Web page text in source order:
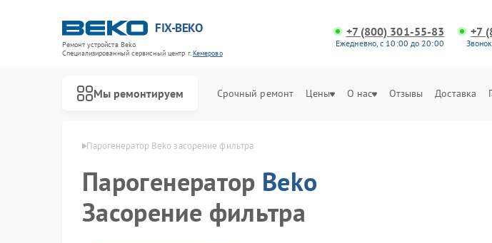
FIX-BEKO
Ремонт устройств Beko
Специализированный cервисный центр г.Кемерово
+7 (800) 301-55-83
Ежедневно, с 10:00 до 20:00
+7
Мы ремонтируем Срочный ремонт Цены О нас Отзывы Доставка
Парогенератор Beko засорение фильтра
Парогенератор Beko
Засорение фильтра